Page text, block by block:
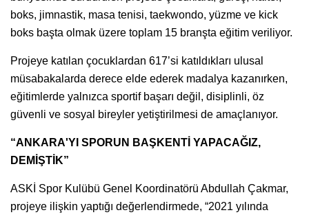
boks, jimnastik, masa tenisi, taekwondo, yüzme ve kick
boks başta olmak üzere toplam 15 branşta eğitim veriliyor.
Projeye katılan çocuklardan 617’si katıldıkları ulusal
müsabakalarda derece elde ederek madalya kazanırken,
eğitimlerde yalnızca sportif başarı değil, disiplinli, öz
güvenli ve sosyal bireyler yetiştirilmesi de amaçlanıyor.
“ANKARA'YI SPORUN BAŞKENTİ YAPACAĞIZ,
DEMİŞTİK”
ASKİ Spor Kulübü Genel Koordinatörü Abdullah Çakmar,
projeye ilişkin yaptığı değerlendirmede, “2021 yılında